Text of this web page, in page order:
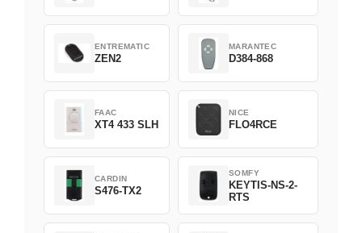
ENTREMATIC
ZEN2
MARANTEC
D384-868
FAAC
XT4 433 SLH
NICE
FLO4RCE
CARDIN
S476-TX2
SOMFY
KEYTIS-NS-2-
RTS